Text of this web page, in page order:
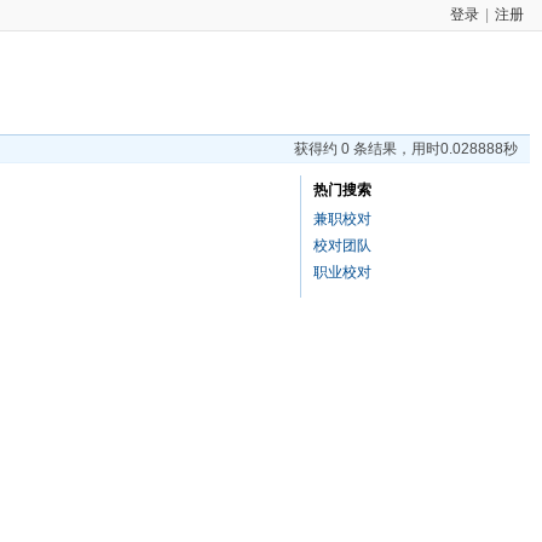
登录 注册
获得约 0 条结果，用时0.028888秒
热门搜索
兼职校对
校对团队
职业校对